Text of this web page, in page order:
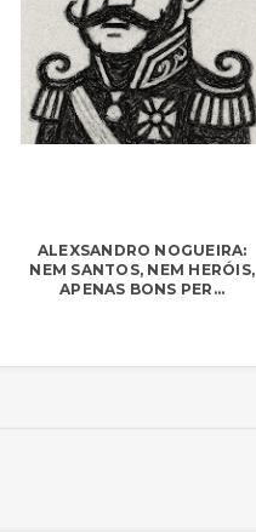
ALEXSANDRO NOGUEIRA:
NEM SANTOS, NEM HERÓIS,
APENAS BONS PER...